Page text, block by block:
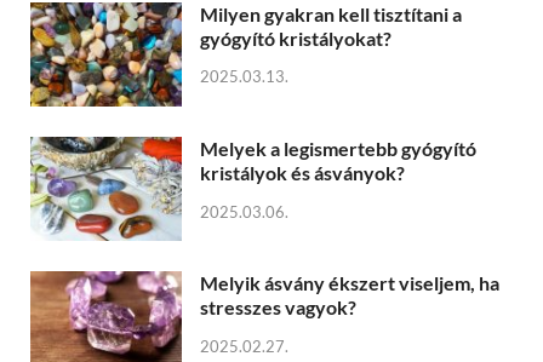
Milyen gyakran kell tisztítani a
gyógyító kristályokat?
2025.03.13.
Melyek a legismertebb gyógyító
kristályok és ásványok?
2025.03.06.
Melyik ásvány ékszert viseljem, ha
stresszes vagyok?
2025.02.27.